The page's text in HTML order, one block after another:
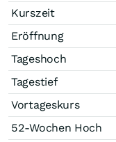
Kurszeit
Eröffnung
Tageshoch
Tagestief
Vortageskurs
52-Wochen Hoch